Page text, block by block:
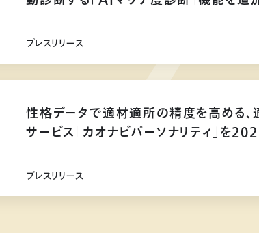
プレスリリース
性格データで適材適所の精度を高める
サービス「カオナビパーソナリティ」を
プレスリリース